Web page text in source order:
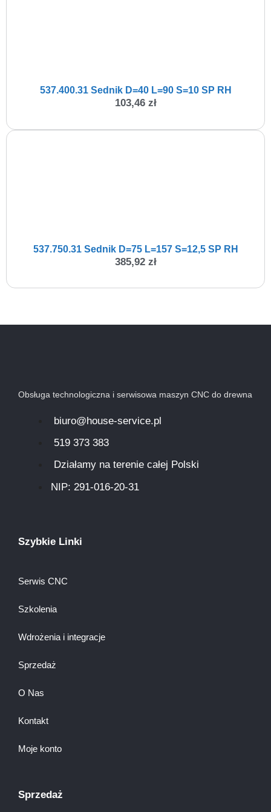
537.400.31 Sednik D=40 L=90 S=10 SP RH
103,46 zł
537.750.31 Sednik D=75 L=157 S=12,5 SP RH
385,92 zł
Obsługa technologiczna i serwisowa maszyn CNC do drewna
biuro@house-service.pl
519 373 383
Działamy na terenie całej Polski
NIP: 291-016-20-31​
Szybkie Linki
Serwis CNC
Szkolenia
Wdrożenia i integracje
Sprzedaż
O Nas
Kontakt
Moje konto
Sprzedaż